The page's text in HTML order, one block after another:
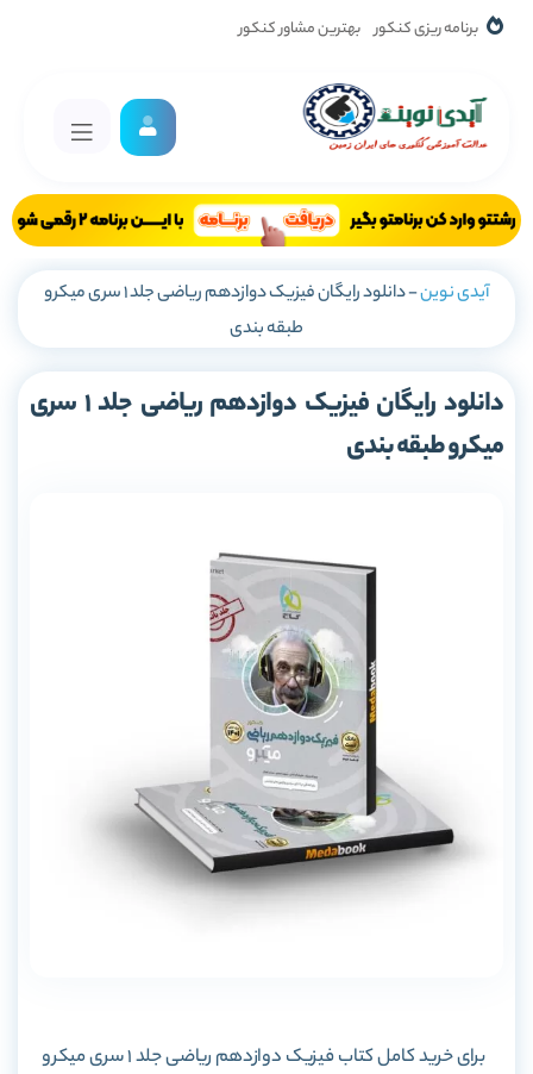
برنامه ریزی کنکور بهترین مشاور کنکور
آیدی نوین-
دانلود رایگان فیزیک دوازدهم ریاضی جلد 1 سری میکرو
طبقه بندی
دانلود رایگان فیزیک دوازدهم ریاضی جلد 1 سری
میکرو طبقه بندی
برای خرید کامل کتاب فیزیک دوازدهم ریاضی جلد 1 سری میکرو